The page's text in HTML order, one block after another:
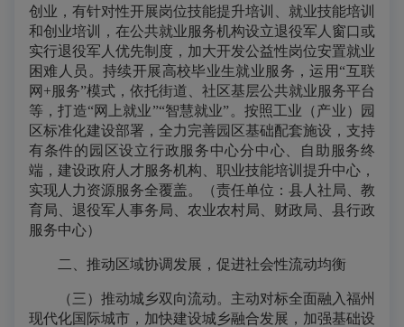
创业，有针对性开展岗位技能提升培训、就业技能培训
和创业培训，在公共就业服务机构设立退役军人窗口或
实行退役军人优先制度，加大开发公益性岗位安置就业
困难人员。持续开展高校毕业生就业服务，运用“互联
网+服务”模式，依托街道、社区基层公共就业服务平台
等，打造“网上就业”“智慧就业”。按照工业（产业）园
区标准化建设部署，全力完善园区基础配套施设，支持
有条件的园区设立行政服务中心分中心、自助服务终
端，建设政府人才服务机构、职业技能培训提升中心，
实现人力资源服务全覆盖。（责任单位：县人社局、教
育局、退役军人事务局、农业农村局、财政局、县行政
服务中心）
二、推动区域协调发展，促进社会性流动均衡
（三）推动城乡双向流动。主动对标全面融入福州
现代化国际城市，加快建设城乡融合发展，加强基础设